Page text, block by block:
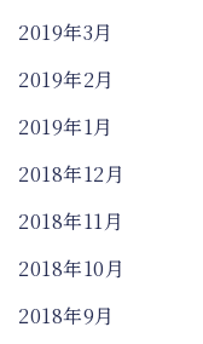
2019年3月
2019年2月
2019年1月
2018年12月
2018年11月
2018年10月
2018年9月